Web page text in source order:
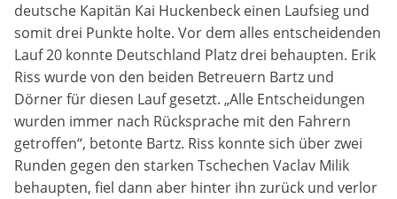
deutsche Kapitän Kai Huckenbeck einen Laufsieg und
somit drei Punkte holte. Vor dem alles entscheidenden
Lauf 20 konnte Deutschland Platz drei behaupten. Erik
Riss wurde von den beiden Betreuern Bartz und
Dörner für diesen Lauf gesetzt. „Alle Entscheidungen
wurden immer nach Rücksprache mit den Fahrern
getroffen“, betonte Bartz. Riss konnte sich über zwei
Runden gegen den starken Tschechen Vaclav Milik
behaupten, fiel dann aber hinter ihn zurück und verlor
Name:
_gat, _ga, _gid
Anbieter:
Google LLC
Zweck:
Diese Cookies dienen zur Erhebung von Statistiken zur
Website-Nutzung.